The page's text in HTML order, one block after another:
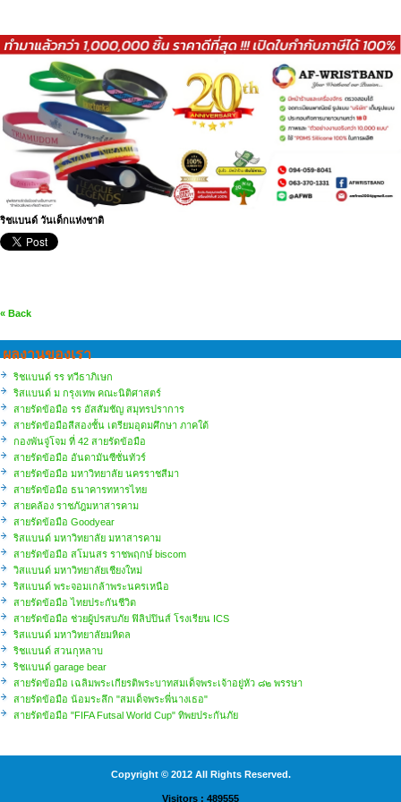
ริชแบนด์ วันเด็กแห่งชาติ
« Back
ผลงานของเรา
ริชแบนด์ รร ทวีธาภิเษก
ริสแบนด์ ม กรุงเทพ คณะนิติศาสตร์
สายรัดข้อมือ รร อัสสัมชัญ สมุทรปราการ
สายรัดข้อมือสีสองชั้น เตรียมอุดมศึกษา ภาคใต้
กองพันจู่โจม ที่ 42 สายรัดข้อมือ
สายรัดข้อมือ อันดามันซีซั่นทัวร์
สายรัดข้อมือ มหาวิทยาลัย นครราชสีมา
สายรัดข้อมือ ธนาคารทหารไทย
สายคล้อง ราชภัฎมหาสารคาม
สายรัดข้อมือ Goodyear
ริสแบนด์​ มหาวิทยาลัย มหาสารคาม
สายรัดข้อมือ สโมนสร ราชพฤกษ์ biscom
วิสแบนด์ มหาวิทยาลัยเชียงใหม่
ริสแบนด์ พระจอมเกล้าพระนครเหนือ
สายรัดข้อมือ ไทยประกันชีวิต
สายรัดข้อมือ ช่วยผู้ปรสบภัย ฟิลิปปินส์ โรงเรียน ICS
ริสแบนด์ มหาวิทยาลัยมหิดล
ริชแบนด์ สวนกุหลาบ
ริชแบนด์ garage bear
สายรัดข้อมือ เฉลิมพระเกียรติพระบาทสมเด็จพระเจ้าอยู่หัว ๘๒ พรรษา
สายรัดข้อมือ น้อมระลึก "สมเด็จพระพี่นางเธอ"
สายรัดข้อมือ "FIFA Futsal World Cup" ทิพยประกันภัย
Copyright © 2012 All Rights Reserved.
Visitors : 489555